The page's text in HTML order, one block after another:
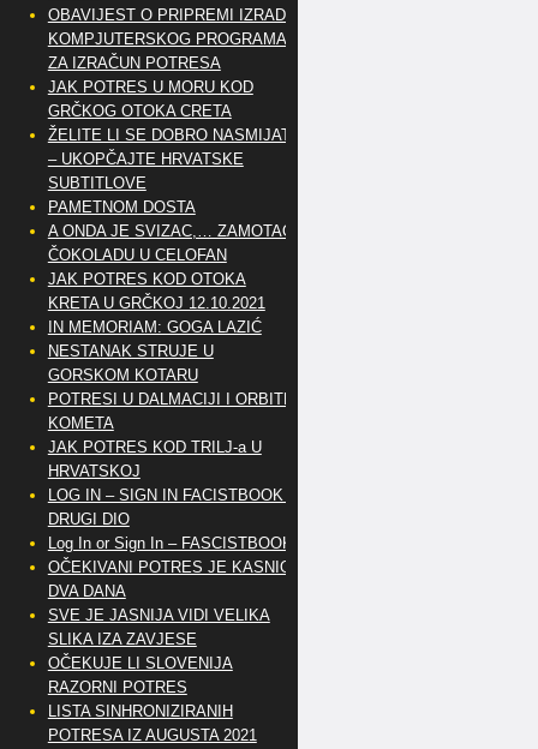
OBAVIJEST O PRIPREMI IZRADE
KOMPJUTERSKOG PROGRAMA
ZA IZRAČUN POTRESA
JAK POTRES U MORU KOD
GRČKOG OTOKA CRETA
ŽELITE LI SE DOBRO NASMIJATI
– UKOPČAJTE HRVATSKE
SUBTITLOVE
PAMETNOM DOSTA
A ONDA JE SVIZAC,… ZAMOTAO
ČOKOLADU U CELOFAN
JAK POTRES KOD OTOKA
KRETA U GRČKOJ 12.10.2021
IN MEMORIAM: GOGA LAZIĆ
NESTANAK STRUJE U
GORSKOM KOTARU
POTRESI U DALMACIJI I ORBITE
KOMETA
JAK POTRES KOD TRILJ-a U
HRVATSKOJ
LOG IN – SIGN IN FACISTBOOK –
DRUGI DIO
Log In or Sign In – FASCISTBOOK
OČEKIVANI POTRES JE KASNIO
DVA DANA
SVE JE JASNIJA VIDI VELIKA
SLIKA IZA ZAVJESE
OČEKUJE LI SLOVENIJA
RAZORNI POTRES
LISTA SINHRONIZIRANIH
POTRESA IZ AUGUSTA 2021